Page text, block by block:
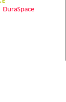
DuraSpace